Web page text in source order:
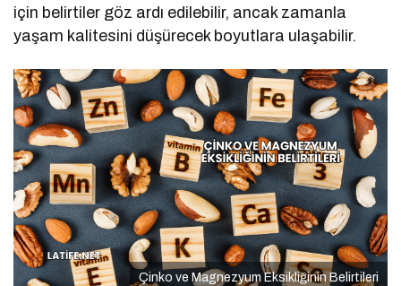
için belirtiler göz ardı edilebilir, ancak zamanla
yaşam kalitesini düşürecek boyutlara ulaşabilir.
Çinko ve Magnezyum Eksikliğinin Belirtileri